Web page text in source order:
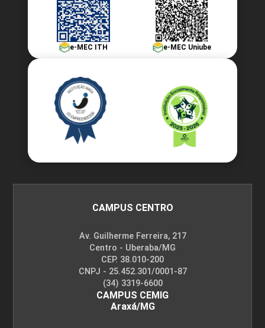
e-MEC ITH e-MEC Uniube
CAMPUS CENTRO
Av. Guilherme Ferreira, 217
Centro - Uberaba/MG
CEP. 38.010-200
CNPJ - 25.452.301/0001-87
(34) 3319-6600
CAMPUS CEMIG
Araxá/MG